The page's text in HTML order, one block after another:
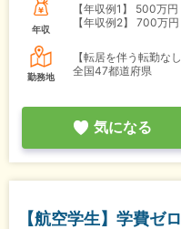
年収
【年収例1】
500万円
【年収例2】
700万円
勤務地
【転居を伴う転勤な
全国47都道府県
気になる
【航空学生】学費ゼ